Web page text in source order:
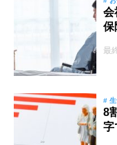
会
保
最
#
8
字